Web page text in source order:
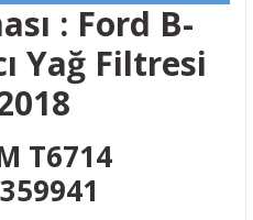
: Ford B-
Yağ Filtresi
T6714